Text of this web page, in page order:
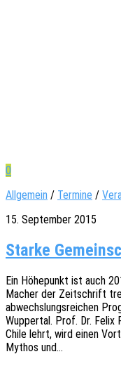
0
Allgemein / Termine /
15. September 2015
Starke
Ein Höhe­punkt ist auch
Macher der Zeit­schrift
abwechs­lungs­rei­chen
Wupper­tal. Prof. Dr. Felix
Chile lehrt, wird einen
Mythos und…